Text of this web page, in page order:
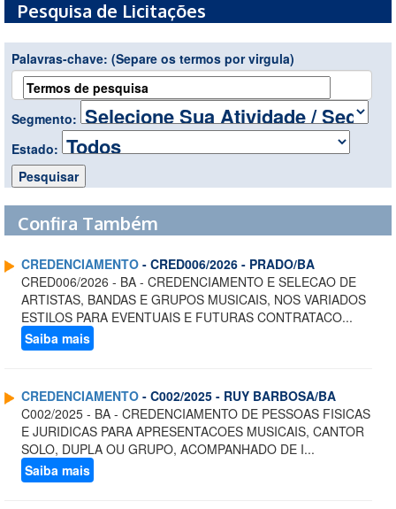
Pesquisa de Licitações
Palavras-chave: (Separe os termos por virgula)
Segmento:
Estado:
Confira Também
CREDENCIAMENTO - CRED006/2026 - PRADO/BA
CRED006/2026 - BA - CREDENCIAMENTO E SELECAO DE
ARTISTAS, BANDAS E GRUPOS MUSICAIS, NOS VARIADOS
ESTILOS PARA EVENTUAIS E FUTURAS CONTRATACO...
Saiba mais
CREDENCIAMENTO - C002/2025 - RUY BARBOSA/BA
C002/2025 - BA - CREDENCIAMENTO DE PESSOAS FISICAS
E JURIDICAS PARA APRESENTACOES MUSICAIS, CANTOR
SOLO, DUPLA OU GRUPO, ACOMPANHADO DE I...
Saiba mais